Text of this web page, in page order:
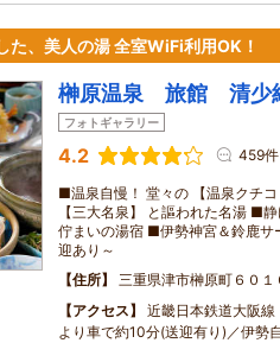
た、美人の湯 全室WiFi利用OK！
榊原温泉 旅館 清少
フォトギャラリー
4.2 459件
■温泉自慢！ 堂々の 【温泉クチ
【三大名泉】 と謳われた名湯 ■
佇まいの湯宿 ■伊勢神宮＆鈴鹿サ
迎あり～
住所
三重県津市榊原町６０１
アクセス
近畿日本鉄道大阪
より車で約10分(送迎有り)／伊勢